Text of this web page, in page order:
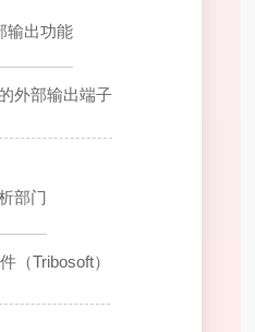
输出功能
外部输出端子
部门
（Tribosoft）